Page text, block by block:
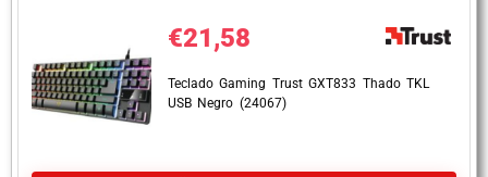
€21,58
Teclado Gaming Trust GXT833 Thado TKL
USB Negro (24067)